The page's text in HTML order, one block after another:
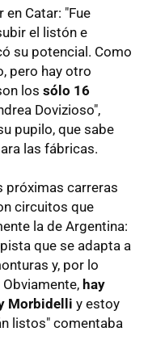
Catar: "Fue
el listón e
su potencial. Como
pero hay otro
los sólo 16
Dovizioso",
pupilo, que sabe
las fábricas.
próximas carreras
circuitos que
la de Argentina:
que se adapta a
y, por lo
hay
Morbidelli y estoy
listos" comentaba